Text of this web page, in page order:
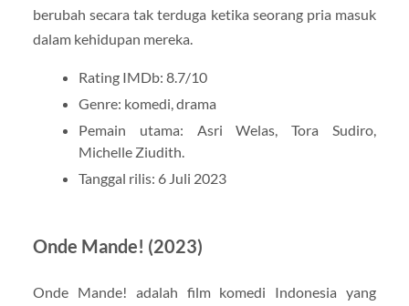
berubah secara tak terduga ketika seorang pria masuk
dalam kehidupan mereka.
Rating IMDb: 8.7/10
Genre: komedi, drama
Pemain utama: Asri Welas, Tora Sudiro,
Michelle Ziudith.
Tanggal rilis: 6 Juli 2023
Onde Mande! (2023)
Onde Mande! adalah film komedi Indonesia yang